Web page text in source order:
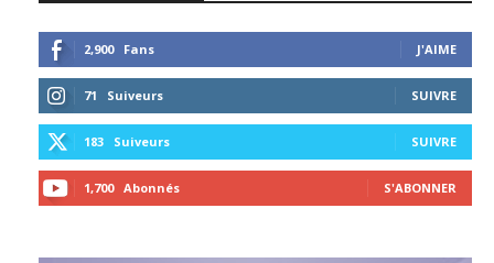
2,900 Fans J'AIME
71 Suiveurs SUIVRE
183 Suiveurs SUIVRE
1,700 Abonnés S'ABONNER